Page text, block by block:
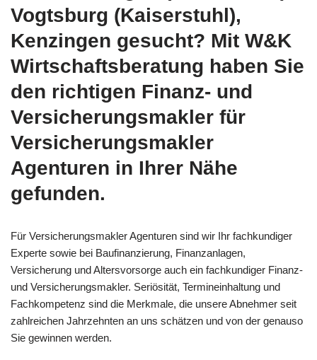
Vogtsburg (Kaiserstuhl),
Kenzingen gesucht? Mit W&K
Wirtschaftsberatung haben Sie
den richtigen Finanz- und
Versicherungsmakler für
Versicherungsmakler
Agenturen in Ihrer Nähe
gefunden.
Für Versicherungsmakler Agenturen sind wir Ihr fachkundiger
Experte sowie bei Baufinanzierung, Finanzanlagen,
Versicherung und Altersvorsorge auch ein fachkundiger Finanz-
und Versicherungsmakler. Seriösität, Termineinhaltung und
Fachkompetenz sind die Merkmale, die unsere Abnehmer seit
zahlreichen Jahrzehnten an uns schätzen und von der genauso
Sie gewinnen werden.